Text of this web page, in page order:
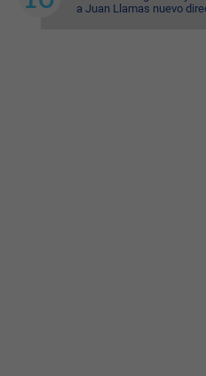
a Juan Llamas nuevo